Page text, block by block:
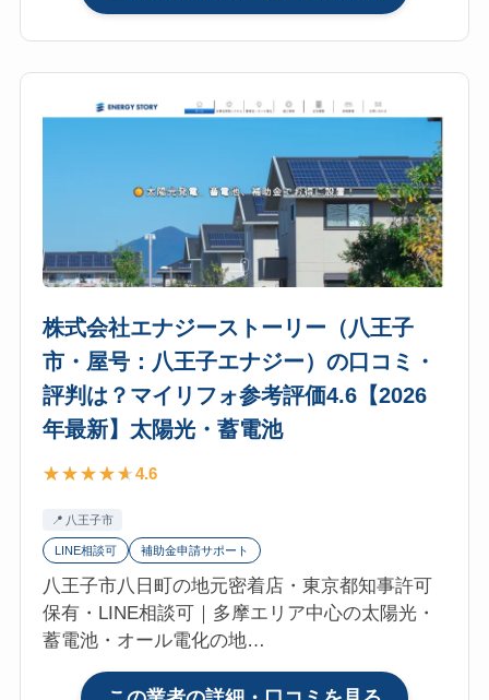
フ
ォ
参
価
4.7【2026
年
最
新】
太
陽
光・
蓄
電
リ
ケ
ン
ナ
ー
有
限
会
社
（杉
並・
浜
田
判
は？
イ
株式会社エナジーストーリー（八王子
市・屋号：八王子エナジー）の口コミ・
評判は？マイリフォ参考評価4.6【2026
年最新】太陽光・蓄電池
4.6
八王子市
LINE相談可 補助金申請サポート
八王子市八日町の地元密着店・東京都知事許可
保有・LINE相談可｜多摩エリア中心の太陽光・
蓄電池・オール電化の地…